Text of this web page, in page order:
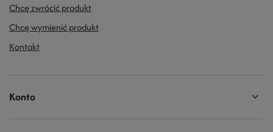
Chcę zwrócić produkt
Chcę wymienić produkt
Kontakt
Konto